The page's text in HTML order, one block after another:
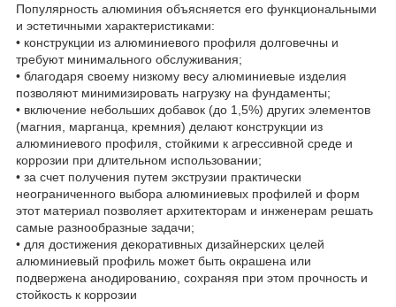
Популярность алюминия объясняется его функциональными
и эстетичными характеристиками:
• конструкции из алюминиевого профиля долговечны и
требуют минимального обслуживания;
• благодаря своему низкому весу алюминиевые изделия
позволяют минимизировать нагрузку на фундаменты;
• включение небольших добавок (до 1,5%) других элементов
(магния, марганца, кремния) делают конструкции из
алюминиевого профиля, стойкими к агрессивной среде и
коррозии при длительном использовании;
• за счет получения путем экструзии практически
неограниченного выбора алюминиевых профилей и форм
этот материал позволяет архитекторам и инженерам решать
самые разнообразные задачи;
• для достижения декоративных дизайнерских целей
алюминиевый профиль может быть окрашена или
подвержена анодированию, сохраняя при этом прочность и
стойкость к коррозии